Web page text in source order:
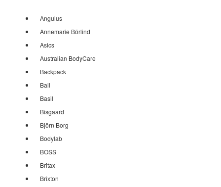
Angulus
Annemarie Börlind
Asics
Australian BodyCare
Backpack
Ball
Basil
Bisgaard
Björn Borg
Bodylab
BOSS
Britax
Brixton